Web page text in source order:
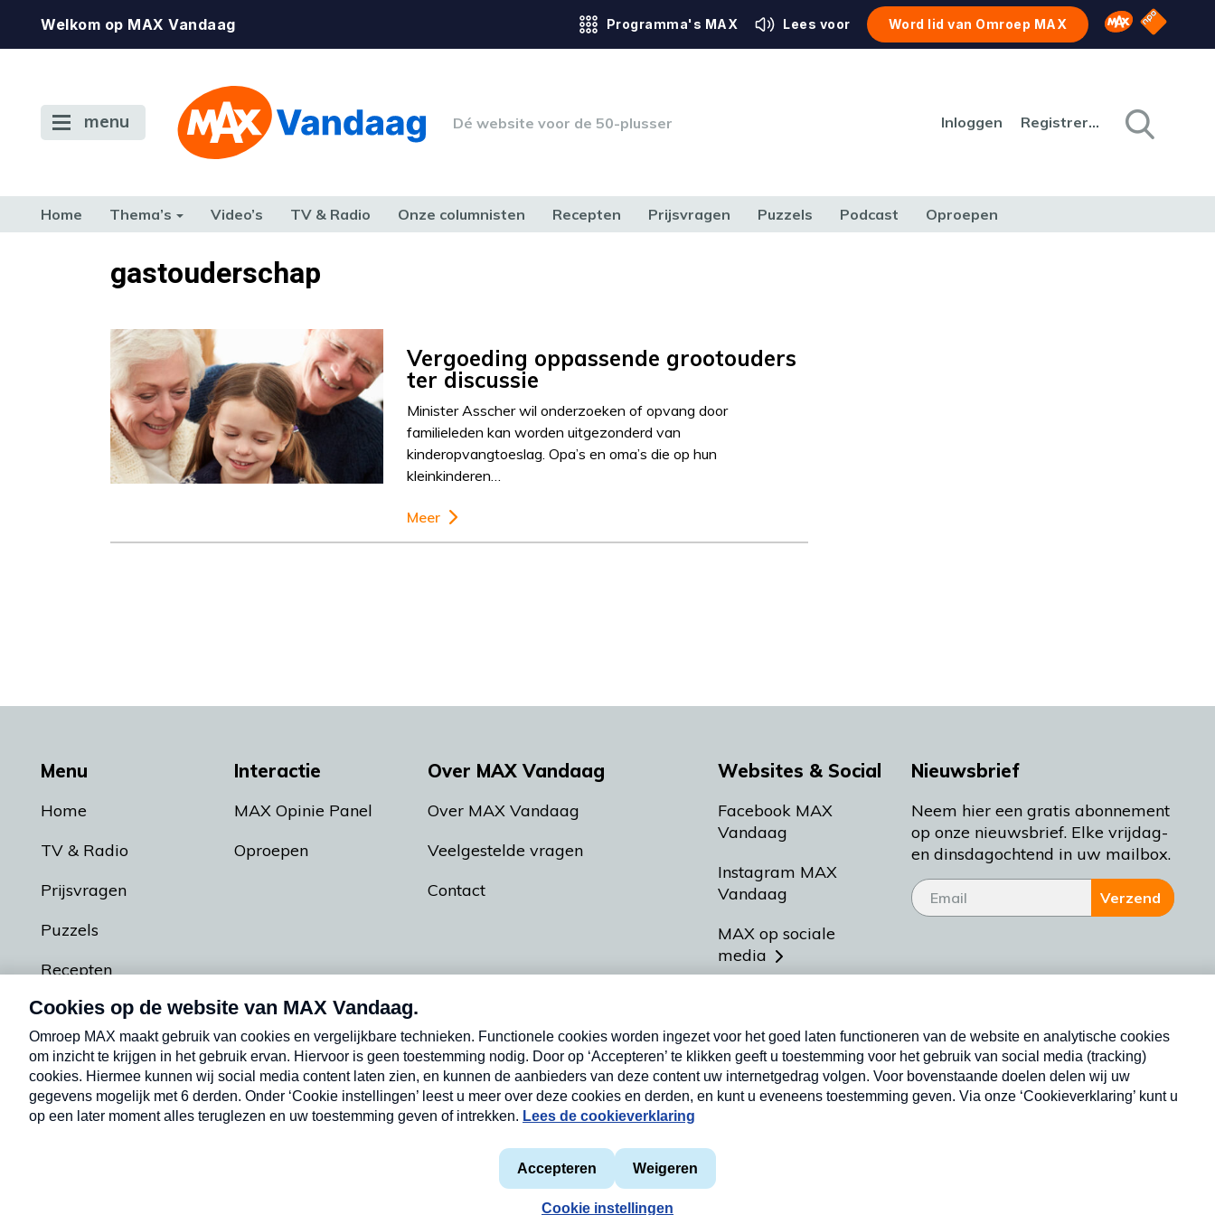
Welkom op MAX Vandaag Programma's MAX Lees voor Word lid van Omroep MAX Omroep MAX
NPO
menu Dé website voor de 50-plusser Inloggen Registreren
Home Thema’s Video’s TV & Radio Onze columnisten Recepten Prijsvragen Puzzels Podcast Oproepen
TERUG NAAR TOENgastouderschap
Vergoeding oppassende grootouders
ter discussie
Minister Asscher wil onderzoeken of opvang door
familieleden kan worden uitgezonderd van
kinderopvangtoeslag. Opa’s en oma’s die op hun
kleinkinderen…
Meer
Menu
Home
TV & Radio
Prijsvragen
Puzzels
Recepten
Podcasts
Interactie
MAX Opinie Panel
Oproepen
Over MAX Vandaag
Over MAX Vandaag
Veelgestelde vragen
Contact
Websites & Social
Facebook MAX
Vandaag
Instagram MAX
Vandaag
MAX op sociale
media
Meldpunt Actueel
Heel Holland Bakt
Nieuwsbrief
Neem hier een gratis abonnement
op onze nieuwsbrief. Elke vrijdag-
en dinsdagochtend in uw mailbox.
Verzend
Privacyverklaring
Cookieverklaring
Nieuwsbrief
Neem hier een gratis abonnement op onze